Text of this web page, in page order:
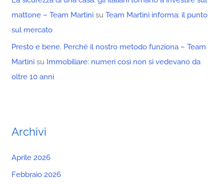
mattone – Team Martini suTeam Martini informa: il punto
sul mercato
Presto e bene. Perché il nostro metodo funziona – Team
Martini su Immobiliare: numeri così non si vedevano da
oltre 10 anni
Archivi
Aprile 2026
Febbraio 2026